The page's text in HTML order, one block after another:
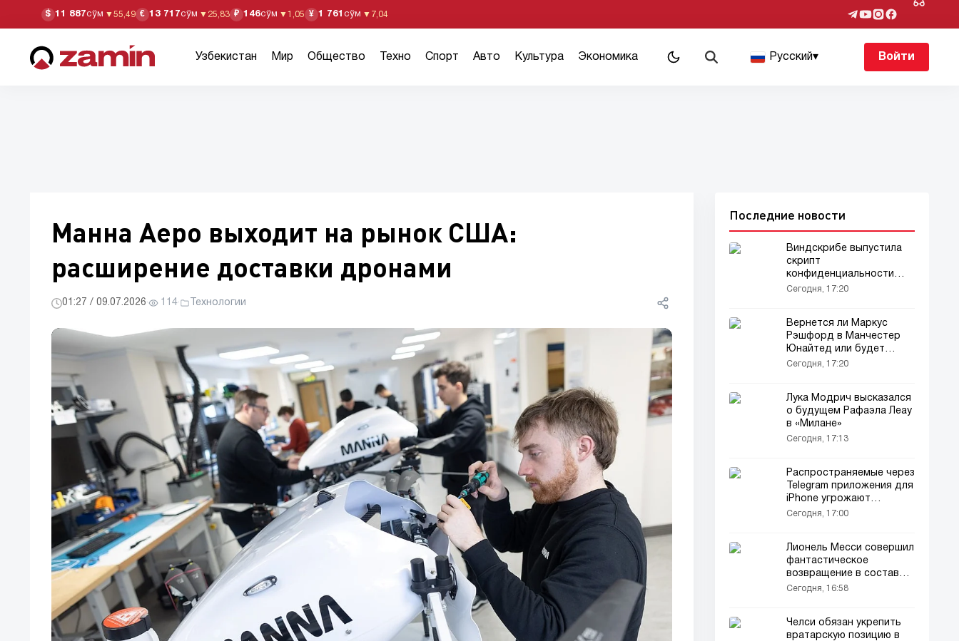
$ 11 887сўм ▼55,49 € 13 717сўм ▼ 25,83 ₽ 146сўм ▼1,05 ¥ 1 761 сўм ▼ 7,04
Узбекистан Мир Общество Техно Спорт Авто Культура Экономика Русский▾ Войти
Манна Аеро выходит на рынок США:
расширение доставки дронами
01:27 / 09.07.2026· 114· Технологии
Последние новости
Виндскрибе выпустила
скрипт
конфиденциальности
для пользователей
Сегодня, 17:20
Вернется ли Маркус
Рэшфорд в Манчестер
Юнайтед или будет
продан
Сегодня, 17:20
Лука Модрич высказался
о будущем Рафаэла Леау
в «Милане»
Сегодня, 17:13
Распространяемые через
Telegram приложения для
iPhone угрожают
конфиденциальности
Сегодня, 17:00
Лионель Месси совершил
фантастическое
возвращение в составе
«Интер Майами»
Сегодня, 16:58
Челси обязан укрепить
вратарскую позицию в